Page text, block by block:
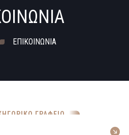
ΕΠΙΚΟΙΝΩΝΙΑ
ΓΡΑΦΕΙΟ